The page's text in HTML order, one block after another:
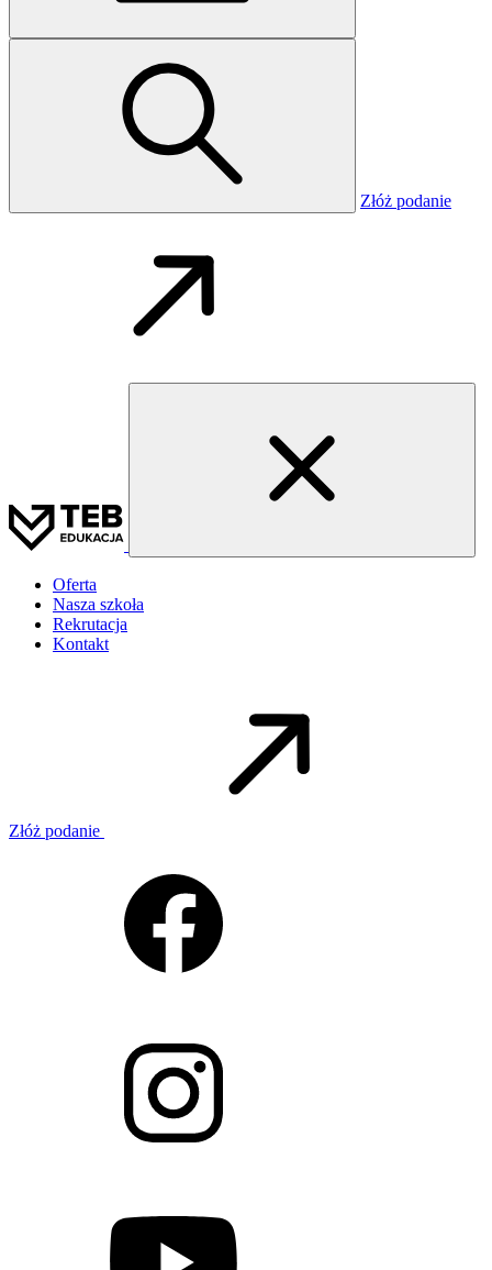
Złóż podanie
Oferta
Nasza szkoła
Rekrutacja
Kontakt
Złóż podanie